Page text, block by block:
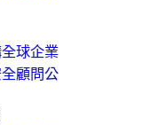
全球企業
顧問公